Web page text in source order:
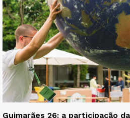
Guimarães 26: a participação